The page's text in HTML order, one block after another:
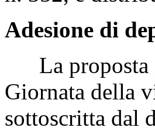
Adesione di
La proposta
Giornata della
sottoscritta dal